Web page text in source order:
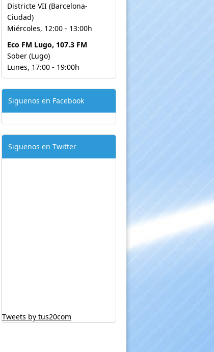
Districte VII (Barcelona-
Ciudad)
Miércoles, 12:00 - 13:00h
Eco FM Lugo, 107.3 FM
Sober (Lugo)
Lunes, 17:00 - 19:00h
Siguenos en Facebook
Siguenos en Twitter
Tweets by tus20com